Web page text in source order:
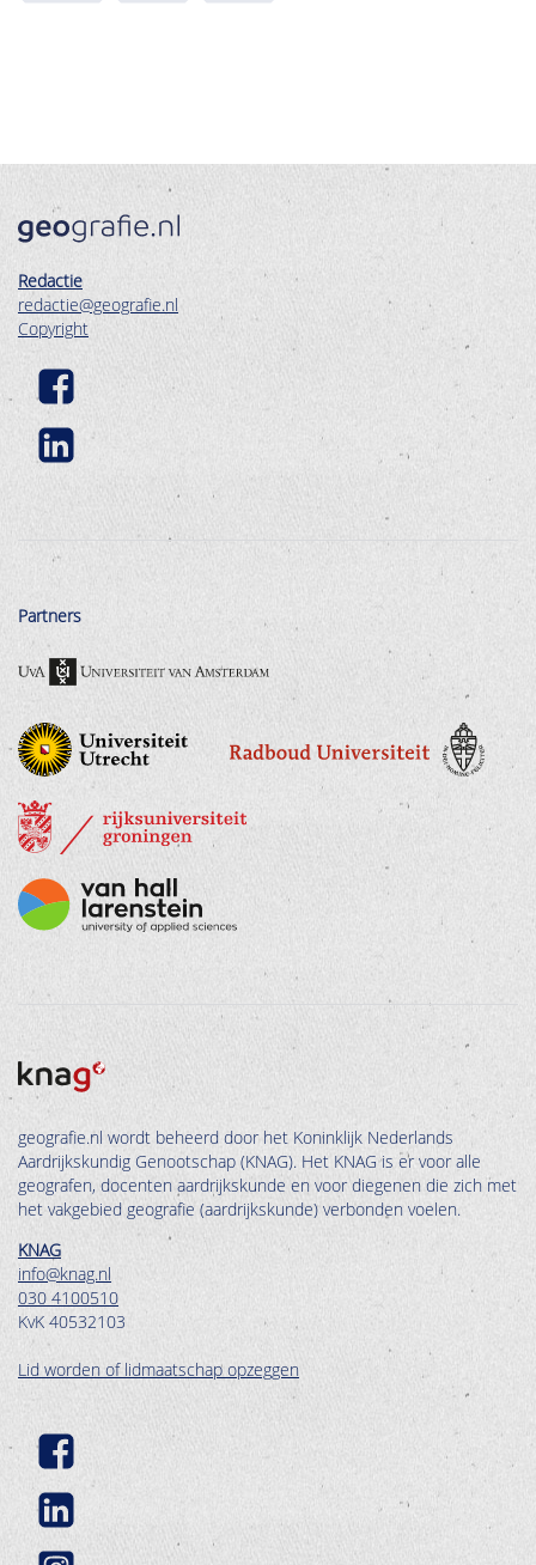
Redactie
redactie@geografie.nl
Copyright
Partners
geografie.nl wordt beheerd door het Koninklijk Nederlands
Aardrijkskundig Genootschap (KNAG). Het KNAG is er voor alle
geografen, docenten aardrijkskunde en voor diegenen die zich met
het vakgebied geografie (aardrijkskunde) verbonden voelen.
KNAG
info@knag.nl
030 4100510
KvK 40532103
Lid worden of lidmaatschap opzeggen